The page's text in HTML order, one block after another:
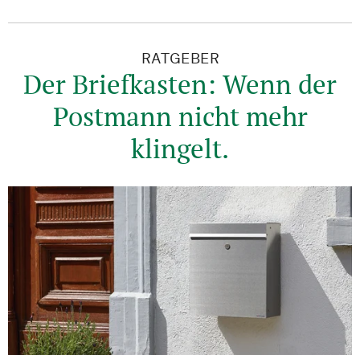
RATGEBER
Der Briefkasten: Wenn der
Postmann nicht mehr
klingelt.